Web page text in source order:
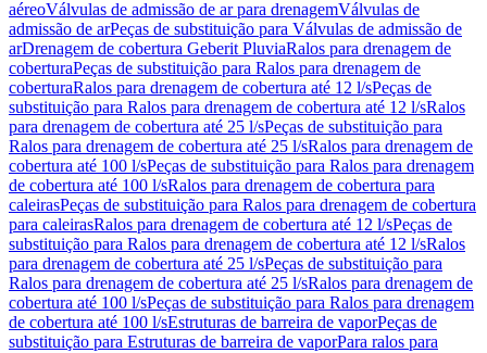
aéreoVálvulas de admissão de ar para drenagemVálvulas de
admissão de arPeças de substituição para Válvulas de admissão de
arDrenagem de cobertura Geberit PluviaRalos para drenagem de
coberturaPeças de substituição para Ralos para drenagem de
coberturaRalos para drenagem de cobertura até 12 l/sPeças de
substituição para Ralos para drenagem de cobertura até 12 l/sRalos
para drenagem de cobertura até 25 l/sPeças de substituição para
Ralos para drenagem de cobertura até 25 l/sRalos para drenagem de
cobertura até 100 l/sPeças de substituição para Ralos para drenagem
de cobertura até 100 l/sRalos para drenagem de cobertura para
caleirasPeças de substituição para Ralos para drenagem de cobertura
para caleirasRalos para drenagem de cobertura até 12 l/sPeças de
substituição para Ralos para drenagem de cobertura até 12 l/sRalos
para drenagem de cobertura até 25 l/sPeças de substituição para
Ralos para drenagem de cobertura até 25 l/sRalos para drenagem de
cobertura até 100 l/sPeças de substituição para Ralos para drenagem
de cobertura até 100 l/sEstruturas de barreira de vaporPeças de
substituição para Estruturas de barreira de vaporPara ralos para